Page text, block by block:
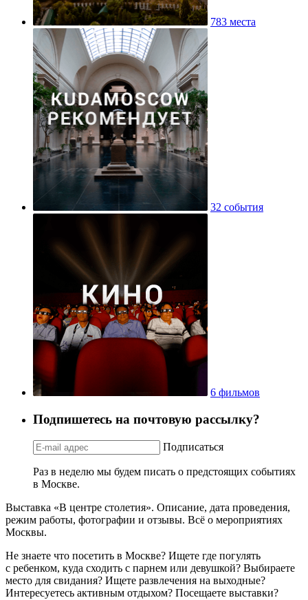
783 места
32 события
6 фильмов
Подпишетесь на почтовую рассылку?
Подписаться
Раз в неделю мы будем писать о предстоящих событиях
в Москве.
Выставка «В центре столетия». Описание, дата проведения,
режим работы, фотографии и отзывы. Всё о мероприятиях
Москвы.
Не знаете что посетить в Москве? Ищете где погулять
с ребенком, куда сходить с парнем или девушкой? Выбираете
место для свидания? Ищете развлечения на выходные?
Интересуетесь активным отдыхом? Посещаете выставки?